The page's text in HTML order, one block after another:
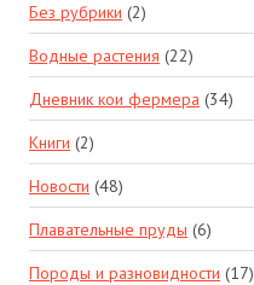
Без рубрики (2)
Водные растения (22)
Дневник кои фермера (34)
Книги (2)
Новости (48)
Плавательные пруды (6)
Породы и разновидности (17)